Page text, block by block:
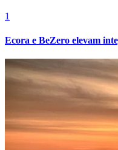
1
Ecora e BeZero elevam